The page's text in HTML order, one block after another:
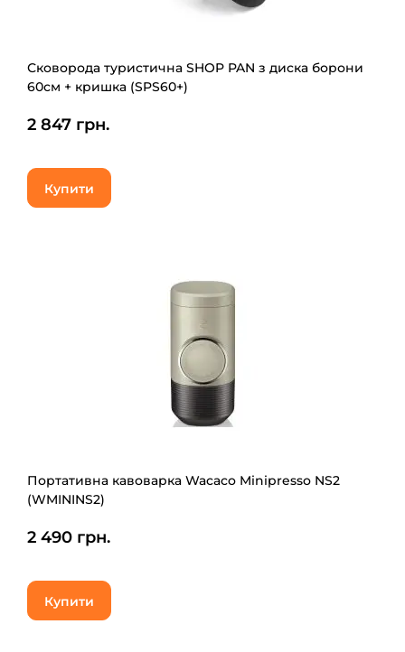
Сковорода туристична SHOP PAN з диска борони
60см + кришка (SPS60+)
2 847 грн.
Купити
Портативна кавоварка Wacaco Minipresso NS2
(WMININS2)
2 490 грн.
Купити